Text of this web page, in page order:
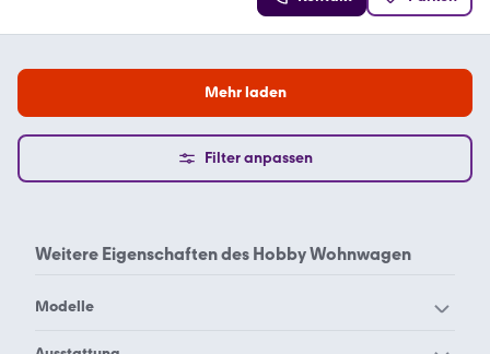
Mehr laden
Filter anpassen
Weitere Eigenschaften des Hobby Wohnwagen
Modelle
Hobby 720 ukfe